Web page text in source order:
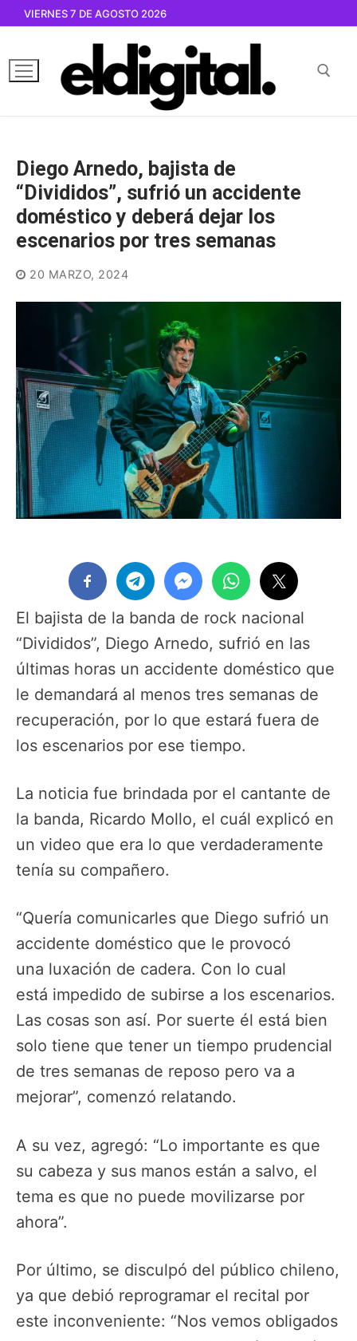
contenido
VIERNES 7 DE AGOSTO 2026
Diego Arnedo, bajista de
“Divididos”, sufrió un accidente
doméstico y deberá dejar los
escenarios por tres semanas
20 MARZO, 2024
El bajista de la banda de rock nacional
“Divididos”, Diego Arnedo, sufrió en las
últimas horas un accidente doméstico que
le demandará al menos tres semanas de
recuperación, por lo que estará fuera de
los escenarios por ese tiempo.
La noticia fue brindada por el cantante de
la banda, Ricardo Mollo, el cuál explicó en
un video que era lo que verdaderamente
tenía su compañero.
“Quería comunicarles que Diego sufrió un
accidente doméstico que le provocó
una luxación de cadera. Con lo cual
está impedido de subirse a los escenarios.
Las cosas son así. Por suerte él está bien
solo tiene que tener un tiempo prudencial
de tres semanas de reposo pero va a
mejorar”, comenzó relatando.
A su vez, agregó: “Lo importante es que
su cabeza y sus manos están a salvo, el
tema es que no puede movilizarse por
ahora”.
Por último, se disculpó del público chileno,
ya que debió reprogramar el recital por
este inconveniente: “Nos vemos obligados